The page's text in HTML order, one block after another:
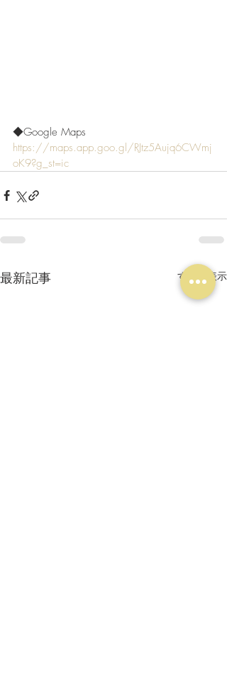
◆Google Maps
https://maps.app.goo.gl/RJtz5Aujq6CWmj
oK9?g_st=ic
最新記事 すべて表示